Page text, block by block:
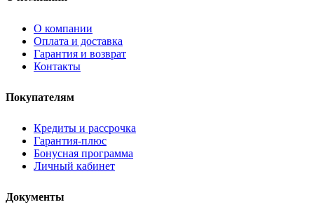
О компании
Оплата и доставка
Гарантия и возврат
Контакты
Покупателям
Кредиты и рассрочка
Гарантия-плюс
Бонусная программа
Личный кабинет
Документы